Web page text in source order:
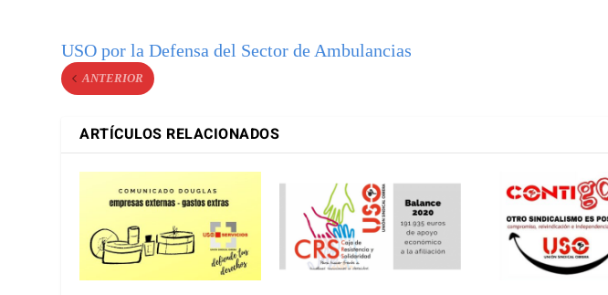
USO por la Defensa del Sector de Ambulancias
ANTERIOR
ARTÍCULOS RELACIONADOS